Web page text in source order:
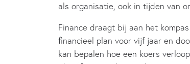
als organisatie, ook in tijden van
Finance draagt bij aan het
financieel plan voor vijf jaar en
kan bepalen hoe een koers